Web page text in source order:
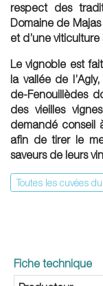
respect des
Domaine de
et d’une
Le vignoble est
la vallée de
de-Fenouillèdes
des vieilles
demandé conseil
afin de tirer le
saveurs de leurs
Toutes les cuvées
Fiche technique